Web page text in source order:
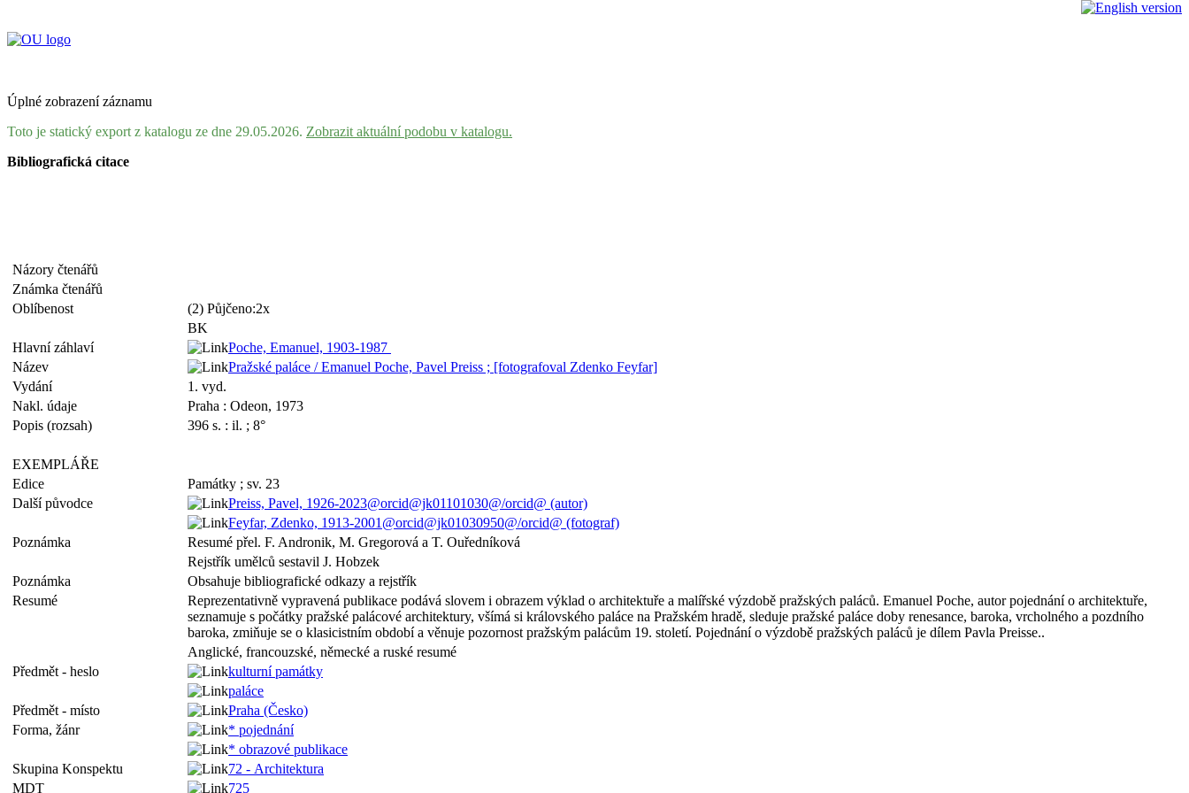
Úplné zobrazení záznamu
Toto je statický export z katalogu ze dne 29.05.2026. Zobrazit aktuální podobu v katalogu.
Bibliografická citace
Názory čtenářů
Známka čtenářů
Oblíbenost
(2) Půjčeno:2x
BK
Hlavní záhlaví
Poche, Emanuel, 1903-1987
Název
Pražské paláce / Emanuel Poche, Pavel Preiss ; [fotografoval Zdenko Feyfar]
Vydání
1. vyd.
Nakl. údaje
Praha : Odeon, 1973
Popis (rozsah)
396 s. : il. ; 8°
EXEMPLÁŘE
Edice
Památky ; sv. 23
Další původce
Preiss, Pavel, 1926-2023@orcid@jk01101030@/orcid@ (autor)
Feyfar, Zdenko, 1913-2001@orcid@jk01030950@/orcid@ (fotograf)
Poznámka
Resumé přel. F. Andronik, M. Gregorová a T. Ouředníková
Rejstřík umělců sestavil J. Hobzek
Poznámka
Obsahuje bibliografické odkazy a rejstřík
Resumé
Reprezentativně vypravená publikace podává slovem i obrazem výklad o architektuře a malířské výzdobě pražských paláců. Emanuel Poche, autor pojednání o architektuře,
seznamuje s počátky pražské palácové architektury, všímá si královského paláce na Pražském hradě, sleduje pražské paláce doby renesance, baroka, vrcholného a pozdního
baroka, zmiňuje se o klasicistním období a věnuje pozornost pražským palácům 19. století. Pojednání o výzdobě pražských paláců je dílem Pavla Preisse..
Anglické, francouzské, německé a ruské resumé
Předmět - heslo
kulturní památky
paláce
Předmět - místo
Praha (Česko)
Forma, žánr
* pojednání
* obrazové publikace
Skupina Konspektu
72 - Architektura
MDT
725